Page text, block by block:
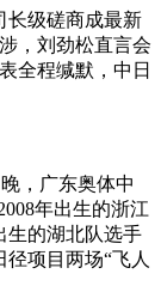
长级磋商成最新
，刘劲松直言会
全程缄默，中日
，广东奥体中
年出生的浙江
生的湖北队选手
项目两场“飞人